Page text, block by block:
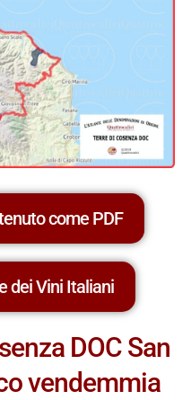
come PDF
dei Vini Italiani
DOC San
vendemmia